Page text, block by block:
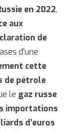
en 2022,
aux
de
d’une
cette
de pétrole
le gaz russe
importations
d’euros